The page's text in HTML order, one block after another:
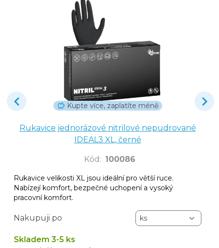
Kupte více, zaplatíte méně
Rukavice jednorázové nitrilové nepudrované
IDEAL3 XL, černé
Kód : 100086
Rukavice velikosti XL jsou ideální pro větší ruce.
Nabízejí komfort, bezpečné uchopení a vysoký
pracovní komfort.
Nakupuji po
Skladem 3-5 ks